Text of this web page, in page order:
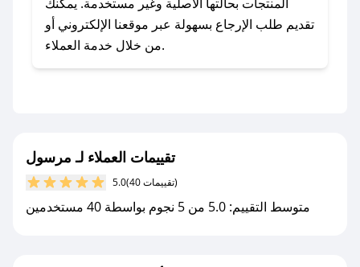
- اضغط على أيقونة متابعة لمتجر مرسول في تطبيق
صحصح.
مع صحصح، تسوق بذكاء ووفّر على كل مشترياتك مع
تقديم طلب الإرجاع بسهولة عبر موقعنا الإلكتروني أو
من خلال خدمة العملاء.
تقييمات العملاء لـ مرسول
5.0 (40 تقييمات)
متوسط التقييم: 5.0 من 5 نجوم بواسطة 40 مستخدمين